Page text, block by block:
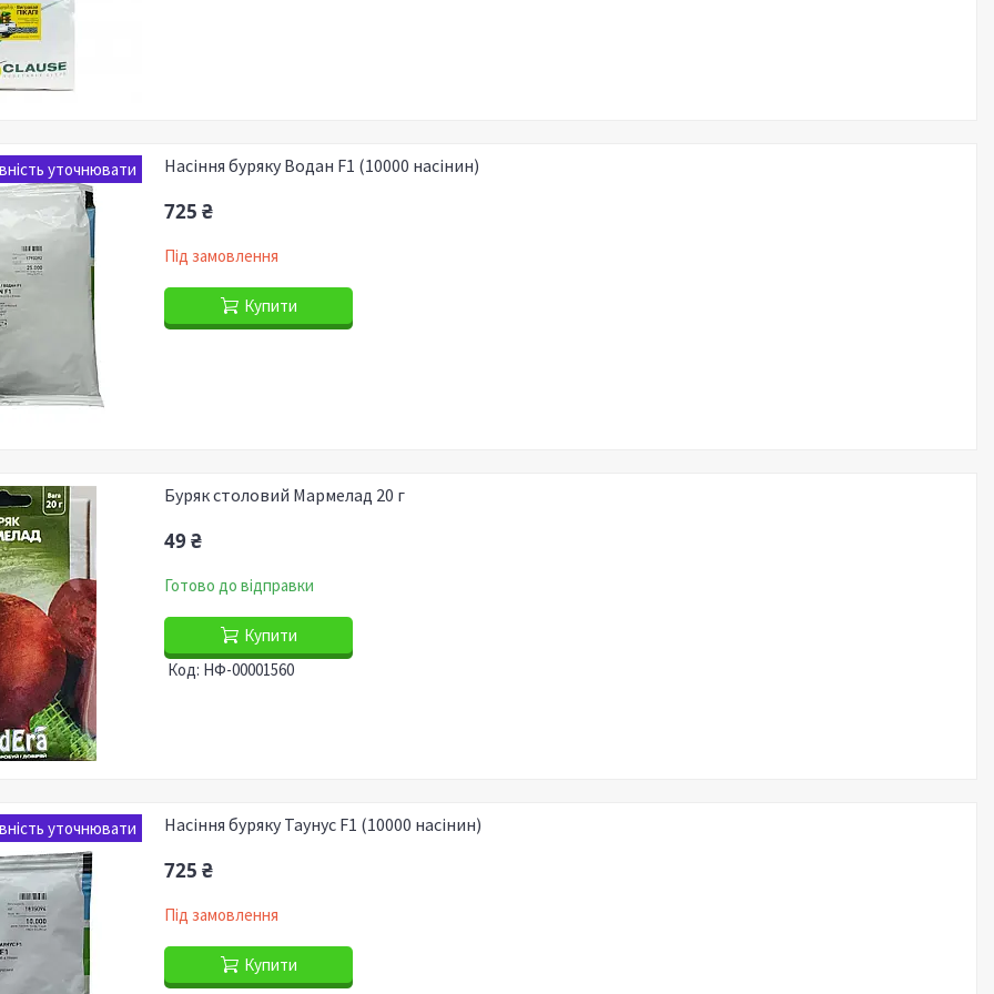
уточнювати Насіння буряку Водан F1 (10000 насінин)
725 ₴
Під замовлення
Купити
Буряк столовий Мармелад 20 г
49 ₴
Готово до відправки
Купити
НФ-00001560
уточнювати Насіння буряку Таунус F1 (10000 насінин)
725 ₴
Під замовлення
Купити